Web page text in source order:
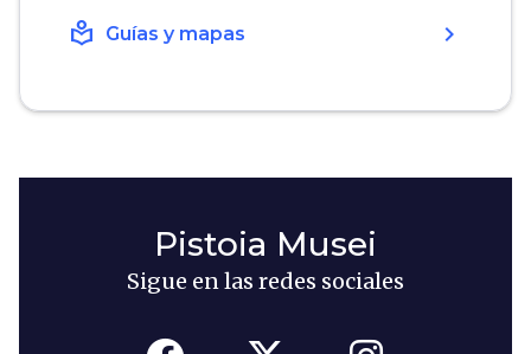
local_library Guías y mapas chevron_right
Pistoia Musei
Sigue en las redes sociales